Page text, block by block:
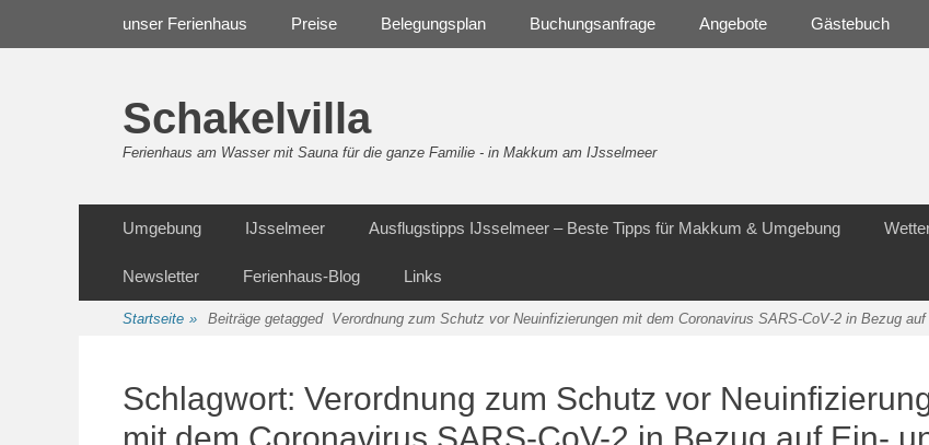
unser Ferienhaus Preise Belegungsplan Buchungsanfrage Angebote Gästebuch
Schakelvilla
Ferienhaus am Wasser mit Sauna für die ganze Familie - in Makkum am IJsselmeer
Inhalt
Umgebung IJsselmeer Ausflugstipps IJsselmeer – Beste Tipps für Makkum & Umgebung
Newsletter Ferienhaus-Blog Links
Startseite » Beiträge getagged Verordnung zum Schutz vor Neuinfizierungen mit dem Coronavirus SARS-CoV-2 in Bezug
Schlagwort: Verordnung zum Schutz vor